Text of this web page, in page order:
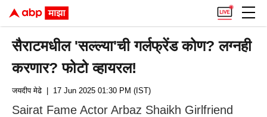
सैराटमधील 'सल्ल्या'ची गर्लफ्रेंड कोण? लग्नही
करणार? फोटो व्हायरल!
जयदीप मेढे| 17 Jun 2025 01:30 PM (IST)
Sairat Fame Actor Arbaz Shaikh Girlfriend